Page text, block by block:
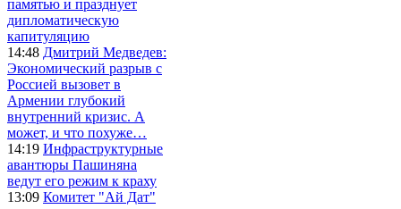
памятью и празднует
дипломатическую
капитуляцию
14:48 Дмитрий Медведев:
Экономический разрыв с
Россией вызовет в
Армении глубокий
внутренний кризис. А
может, и что похуже…
14:19 Инфраструктурные
авантюры Пашиняна
ведут его режим к краху
13:09 Комитет "Ай Дат"